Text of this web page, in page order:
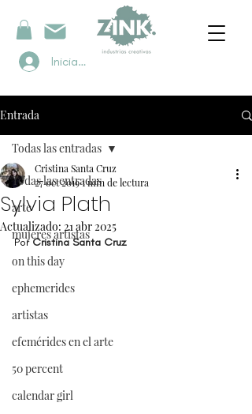
Iniciar sesión
Entrada
Todas las entradas
arte
mujeres artistas
on this day
ephemerides
artistas
efemérides en el arte
50 percent
calendar girl
Todas las entradas
Sylvia Plath
Cristina Santa Cruz
27 oct 20191 min de lectura
Actualizado: 21 abr 2025
Por Cristina Santa Cruz